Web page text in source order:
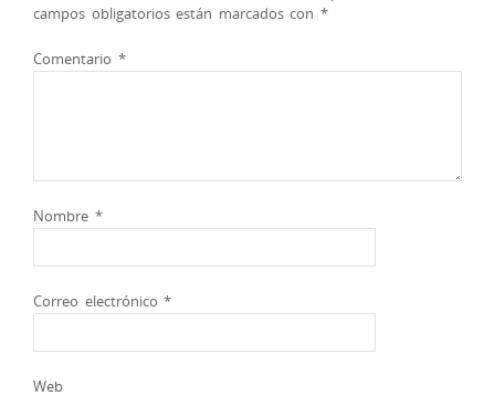
campos obligatorios están marcados con *
Comentario *
Nombre *
Correo electrónico*
Web